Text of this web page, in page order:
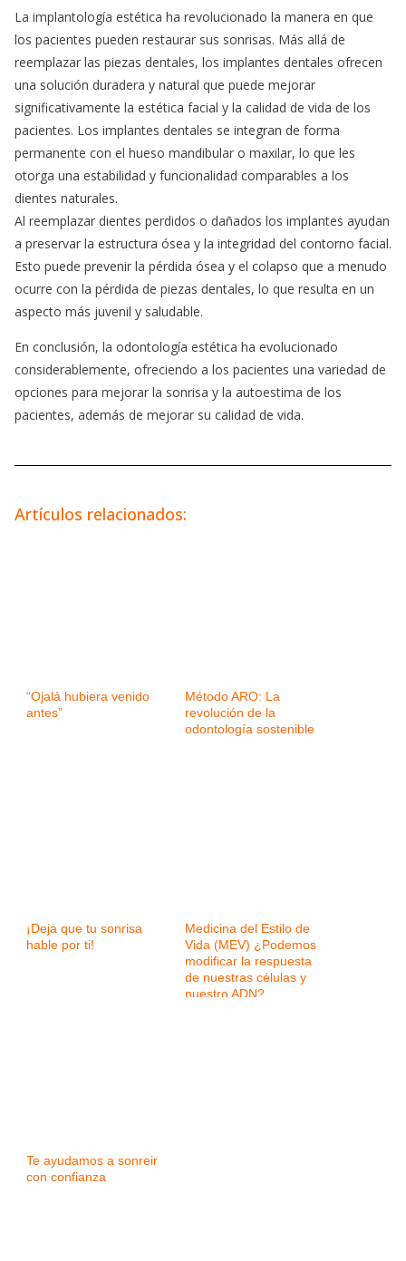
La implantología estética ha revolucionado la manera en que
los pacientes pueden restaurar sus sonrisas. Más allá de
reemplazar las piezas dentales, los implantes dentales ofrecen
una solución duradera y natural que puede mejorar
significativamente la estética facial y la calidad de vida de los
pacientes. Los implantes dentales se integran de forma
permanente con el hueso mandibular o maxilar, lo que les
otorga una estabilidad y funcionalidad comparables a los
dientes naturales.
Al reemplazar dientes perdidos o dañados los implantes ayudan
a preservar la estructura ósea y la integridad del contorno facial.
Esto puede prevenir la pérdida ósea y el colapso que a menudo
ocurre con la pérdida de piezas dentales, lo que resulta en un
aspecto más juvenil y saludable.
En conclusión, la odontología estética ha evolucionado
considerablemente, ofreciendo a los pacientes una variedad de
opciones para mejorar la sonrisa y la autoestima de los
pacientes, además de mejorar su calidad de vida.
Artículos relacionados:
“Ojalá hubiera venido
antes”
Método ARO: La
revolución de la
odontología sostenible
¡Deja que tu sonrisa
hable por ti!
Medicina del Estilo de
Vida (MEV) ¿Podemos
modificar la respuesta
de nuestras células y
nuestro ADN?
Te ayudamos a sonreir
con confianza